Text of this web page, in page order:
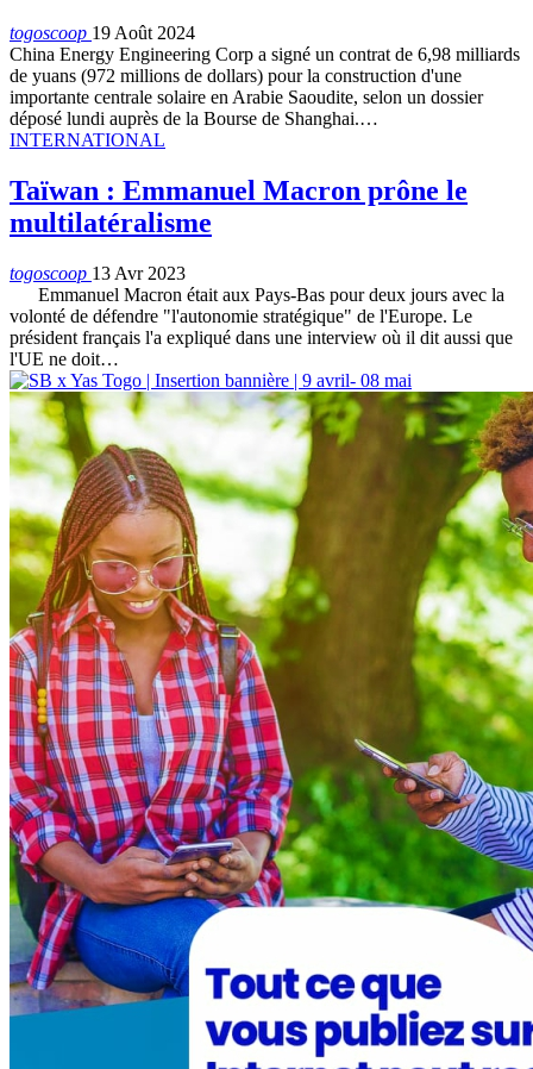
togoscoop 19 Août 2024
China Energy Engineering Corp a signé un contrat de 6,98 milliards
de yuans (972 millions de dollars) pour la construction d'une
importante centrale solaire en Arabie Saoudite, selon un dossier
déposé lundi auprès de la Bourse de Shanghai.…
INTERNATIONAL
Taïwan : Emmanuel Macron prône le
multilatéralisme
togoscoop 13 Avr 2023
Emmanuel Macron était aux Pays-Bas pour deux jours avec la
volonté de défendre "l'autonomie stratégique" de l'Europe. Le
président français l'a expliqué dans une interview où il dit aussi que
l'UE ne doit…